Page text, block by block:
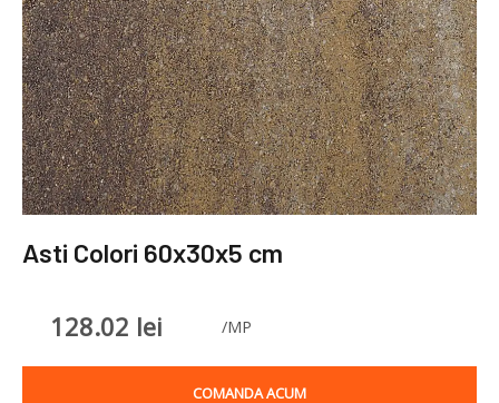
Asti Colori 60x30x5 cm
128.02 lei /MP
COMANDA ACUM